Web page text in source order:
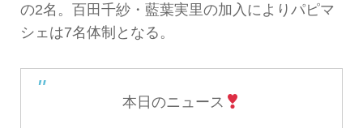
の2名。百田千紗・藍葉実里の加入によりパピマ
シェは7名体制となる。
本日のニュース